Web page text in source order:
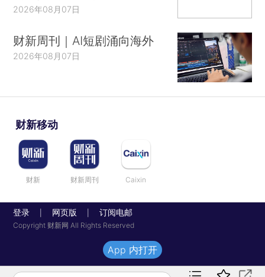
2026年08月07日
财新周刊｜AI短剧涌向海外
2026年08月07日
财新移动
财新 财新周刊 Caixin
登录 网页版 订阅电邮
Copyright 财新网 All Rights Reserved
App 内打开